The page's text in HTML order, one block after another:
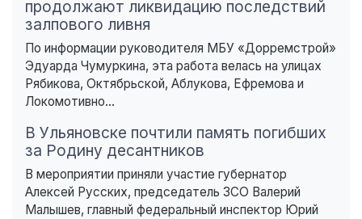
продолжают ликвидацию последствий
залпового ливня
По информации руководителя МБУ «Дорремстрой»
Эдуарда Чумуркина, эта работа велась на улицах
Рябикова, Октябрьской, Аблукова, Ефремова и
Локомотивно...
В Ульяновске почтили память погибших
за Родину десантников
В мероприятии приняли участие губернатор
Алексей Русских, председатель ЗСО Валерий
Малышев, главный федеральный инспектор Юрий